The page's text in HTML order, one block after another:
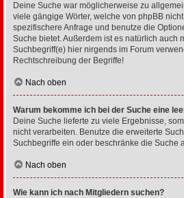
Deine Suche war möglicherweise zu
viele gängige Wörter, welche von phpBB
spezifischere Anfrage und benutze die
Suche bietet. Außerdem ist es natürlich auch
Suchbegriff(e) hier nirgends im Forum
Rechtschreibung der Begriffe!
Nach oben
Warum bekomme ich bei der Suche eine
Deine Suche lieferte zu viele Ergebnisse,
nicht verarbeiten. Benutze die erweiterte
Suchbegriffe ein oder beschränke die Suche
Nach oben
Wie kann ich nach Mitgliedern suchen?